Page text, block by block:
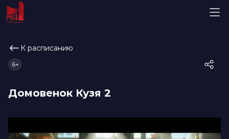
К расписанию
Домовенок Кузя 2
6+